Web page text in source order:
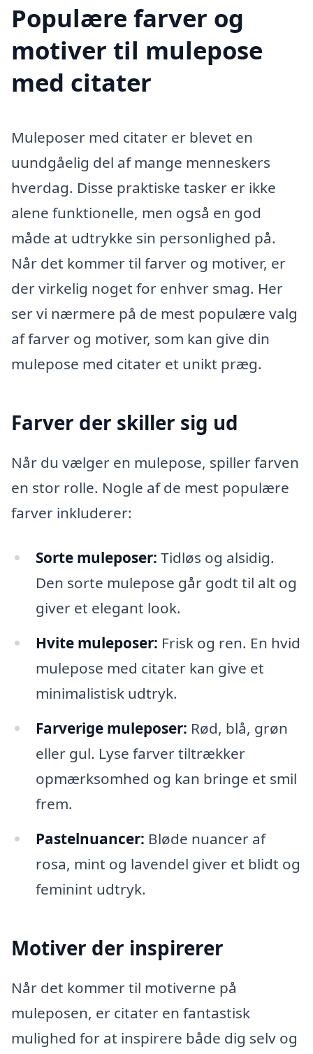
Populære farver og
motiver til mulepose
med citater
Muleposer med citater er blevet en
uundgåelig del af mange menneskers
hverdag. Disse praktiske tasker er ikke
alene funktionelle, men også en god
måde at udtrykke sin personlighed på.
Når det kommer til farver og motiver, er
der virkelig noget for enhver smag. Her
ser vi nærmere på de mest populære valg
af farver og motiver, som kan give din
mulepose med citater et unikt præg.
Farver der skiller sig ud
Når du vælger en mulepose, spiller farven
en stor rolle. Nogle af de mest populære
farver inkluderer:
Sorte muleposer: Tidløs og alsidig.
Den sorte mulepose går godt til alt og
giver et elegant look.
Hvite muleposer: Frisk og ren. En hvid
mulepose med citater kan give et
minimalistisk udtryk.
Farverige muleposer: Rød, blå, grøn
eller gul. Lyse farver tiltrækker
opmærksomhed og kan bringe et smil
frem.
Pastelnuancer: Bløde nuancer af
rosa, mint og lavendel giver et blidt og
feminint udtryk.
Motiver der inspirerer
Når det kommer til motiverne på
muleposen, er citater en fantastisk
mulighed for at inspirere både dig selv og